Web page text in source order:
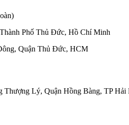
Phố Thủ Đức, Hồ Chí Minh
Quận Thủ Đức, HCM
Lý, Quận Hồng Bàng, TP Hải